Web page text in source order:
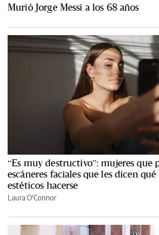
Murió Jorge Messi a los 68 años
“Es muy destructivo”: mujeres que
escáneres faciales que les dicen
estéticos hacerse
Laura O'Connor